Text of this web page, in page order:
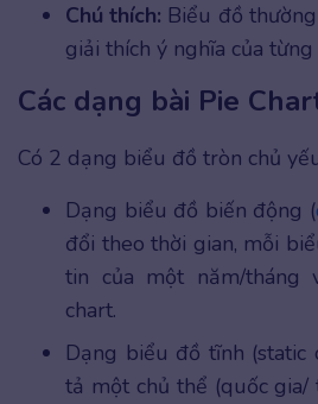
Chú thích: Biểu đồ
giải thích ý nghĩa của từng
Các dạng bài Pie
Có 2 dạng biểu đồ tròn chủ
Dạng biểu đồ biến động (
đổi theo thời gian, mỗi
tin của một năm/tháng
chart.
Dạng biểu đồ tĩnh (static
tả một chủ thể (quốc gia/